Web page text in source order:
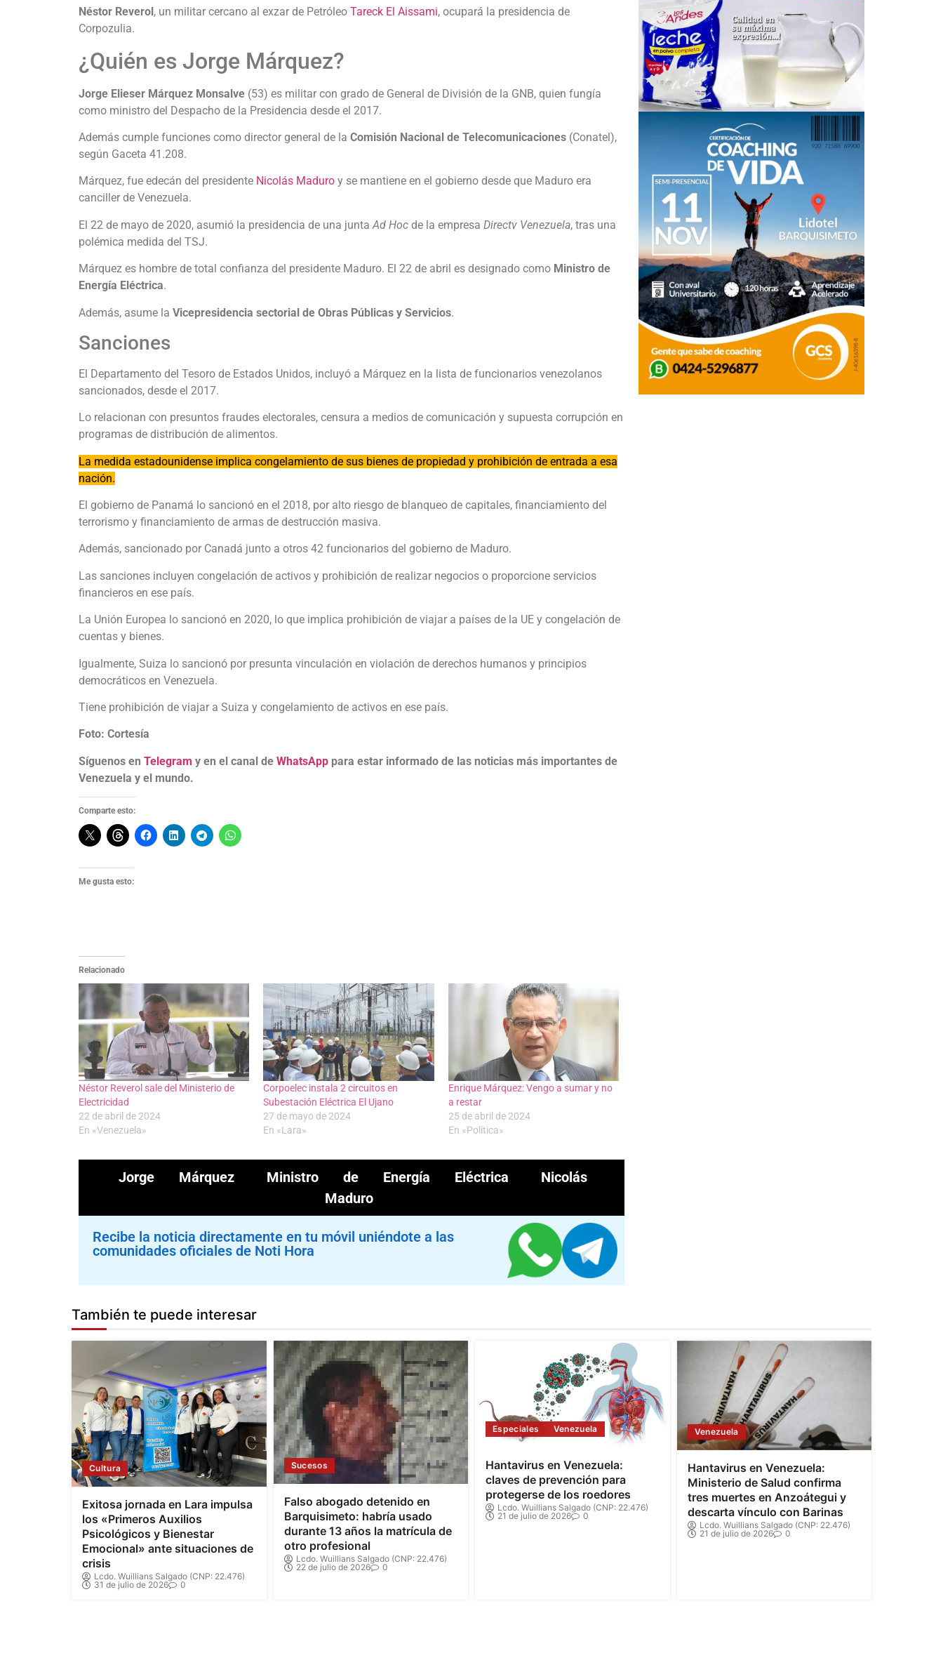
Néstor Reverol , un militar cercano al exzar de Petróleo Tareck El Aissami, ocupará la presidencia de
Corpozulia.
¿Quién es Jorge Márquez?
Jorge Elieser Márquez Monsalve (53) es militar con grado de General de División de la GNB, quien fungía
como ministro del Despacho de la Presidencia desde el 2017.​
Además cumple funciones como director general de la Comisión Nacional de Telecomunicaciones (Conatel),
según Gaceta 41.208.
Márquez, fue edecán del presidente Nicolás Maduro y se mantiene en el gobierno desde que Maduro era
canciller de Venezuela.
El 22 de mayo de 2020, asumió la presidencia de una junta Ad Hoc de la empresa Directv Venezuela, tras una
polémica medida del TSJ.
Márquez es hombre de total confianza del presidente Maduro. El 22 de abril es designado como Ministro de
Energía Eléctrica.
Además, asume la Vicepresidencia sectorial de Obras Públicas y Servicios.
Sanciones
El Departamento del Tesoro de Estados Unidos, incluyó a Márquez en la lista de funcionarios venezolanos
sancionados, desde el 2017.
Lo relacionan con presuntos fraudes electorales, censura a medios de comunicación y supuesta corrupción en
programas de distribución de alimentos.
La medida estadounidense implica congelamiento de sus bienes de propiedad y prohibición de entrada a esa
nación.
El gobierno de Panamá lo sancionó en el 2018, por alto riesgo de blanqueo de capitales, financiamiento del
terrorismo y financiamiento de armas de destrucción masiva.
Además, sancionado por Canadá junto a otros 42 funcionarios del gobierno de Maduro.
Las sanciones incluyen congelación de activos y prohibición de realizar negocios o proporcione servicios
financieros en ese país.
La Unión Europea lo sancionó en 2020, lo que implica prohibición de viajar a países de la UE y congelación de
cuentas y bienes.
Igualmente, Suiza lo sancionó por presunta vinculación en violación de derechos humanos y principios
democráticos en Venezuela.
Tiene prohibición de viajar a Suiza y congelamiento de activos en ese país.
Foto: Cortesía
Síguenos en Telegram y en el canal de WhatsApp para estar informado de las noticias más importantes de
Venezuela y el mundo.
Comparte esto:
Me gusta esto:
Relacionado
Néstor Reverol sale del Ministerio de
Electricidad
22 de abril de 2024
En «Venezuela»
Corpoelec instala 2 circuitos en
Subestación Eléctrica El Ujano
27 de mayo de 2024
En «Lara»
Enrique Márquez: Vengo a sumar y no
a restar
25 de abril de 2024
En «Política»
Jorge Márquez Ministro de Energía Eléctrica
Nicolás
Maduro
Recibe la noticia directamente en tu móvil uniéndote a las
comunidades oficiales de Noti Hora
También te puede interesar
Cultura
Exitosa jornada en Lara impulsa
los «Primeros Auxilios
Psicológicos y Bienestar
Emocional» ante situaciones de
crisis
Lcdo. Wuillians Salgado (CNP: 22.476)
31 de julio de 2026
0
Sucesos
Falso abogado detenido en
Barquisimeto: habría usado
durante 13 años la matrícula de
otro profesional
Lcdo. Wuillians Salgado (CNP: 22.476)
22 de julio de 2026
0
Especiales Venezuela
Hantavirus en Venezuela:
claves de prevención para
protegerse de los roedores
Lcdo. Wuillians Salgado (CNP: 22.476)
21 de julio de 2026
0
Venezuela
Hantavirus en Venezuela:
Ministerio de Salud confirma
tres muertes en Anzoátegui y
descarta vínculo con Barinas
Lcdo. Wuillians Salgado (CNP: 22.476)
21 de julio de 2026
0